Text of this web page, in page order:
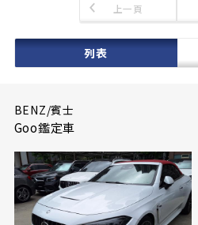
上一頁
列表
BENZ/賓士
Goo鑑定車